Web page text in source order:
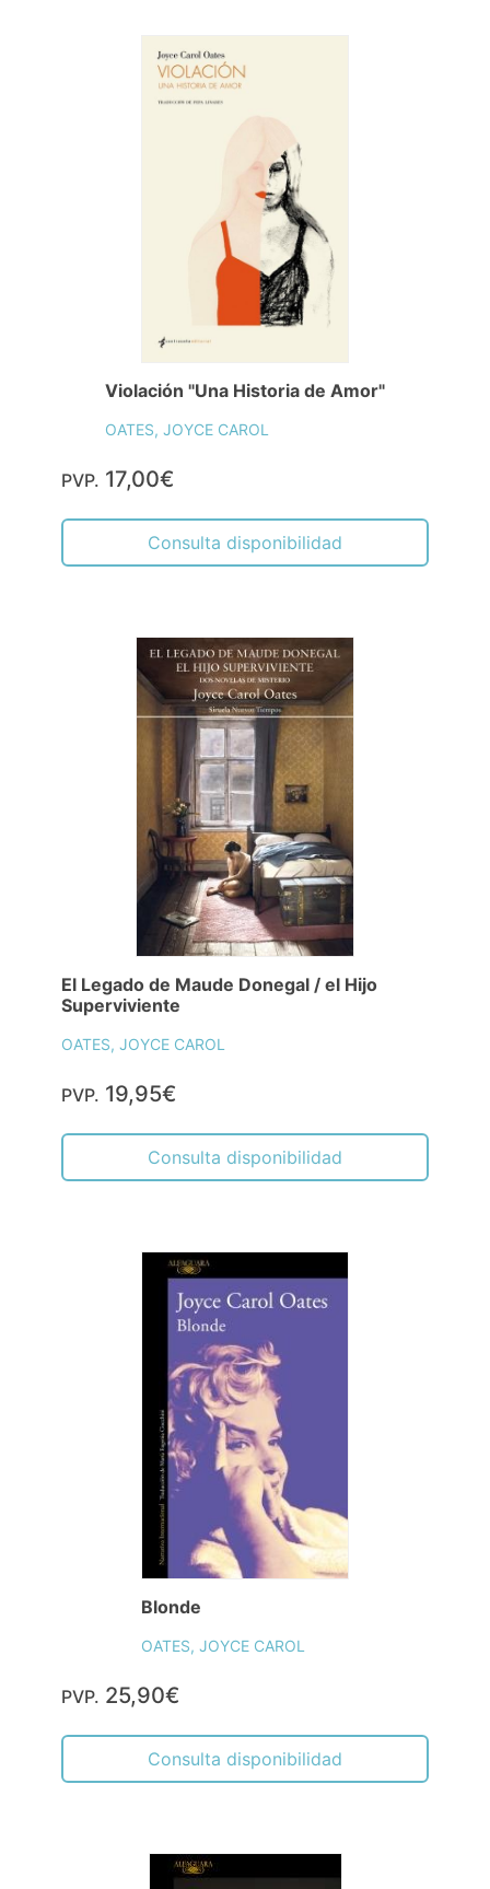
Violación "Una Historia de Amor"
OATES, JOYCE CAROL
PVP. 17,00€
Consulta disponibilidad
El Legado de Maude Donegal / el Hijo
Superviviente
OATES, JOYCE CAROL
PVP. 19,95€
Consulta disponibilidad
Blonde
OATES, JOYCE CAROL
PVP. 25,90€
Consulta disponibilidad